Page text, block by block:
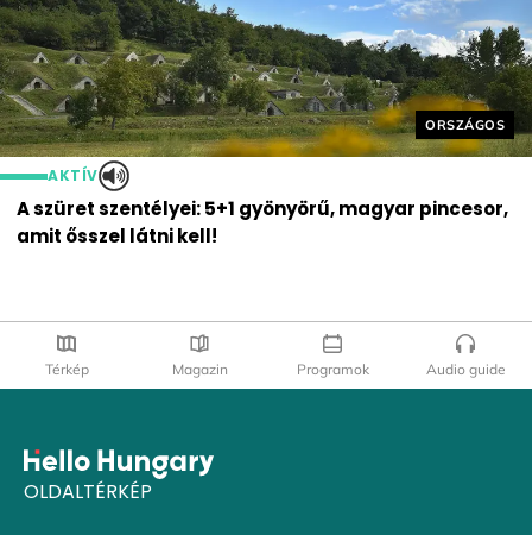
Helyszín
ORSZÁGOS
AKTÍV
A szüret szentélyei: 5+1 gyönyörű, magyar pincesor,
amit ősszel látni kell!
Térkép Magazin Programok Audio guide
OLDALTÉRKÉP